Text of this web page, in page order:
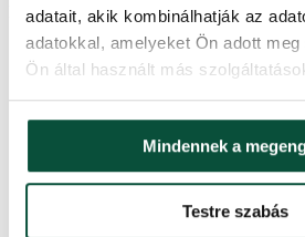
adatait, akik kombinálhatják az
adatokkal, amelyeket Ön adott
Ön által használt más
Mindennek a
Testre szabás
Egyéb Termékek
Karácsonyi világítás
Mikulás dekoráció
Illatpálca fára
Karácsonyfa talpak
Műnövények